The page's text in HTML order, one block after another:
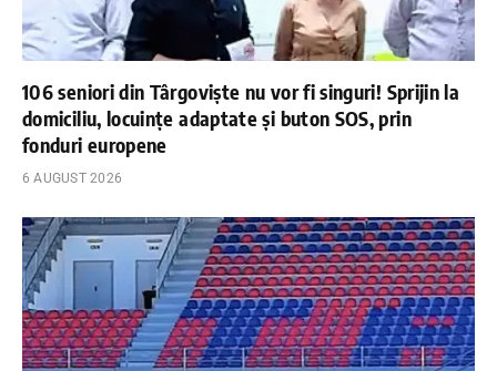
106 seniori din Târgoviște nu vor fi singuri! Sprijin la
domiciliu, locuințe adaptate și buton SOS, prin
fonduri europene
6 AUGUST 2026